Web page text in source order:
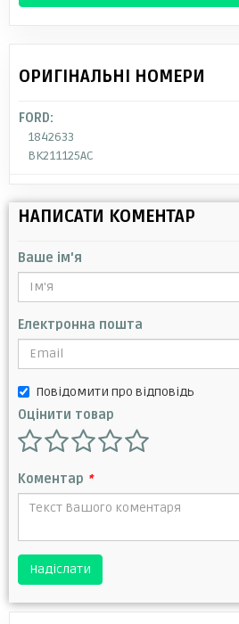
ОРИГІНАЛЬНІ НОМЕРИ
FORD:
1842633
BK211125AC
НАПИСАТИ КОМЕНТАР
Ваше ім'я
Електронна пошта
Повідомити про відповідь
Оцінити товар
Коментар *
Надіслати